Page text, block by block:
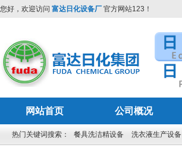
您好，欢迎访问 富达日化设备厂 官方网站123！
网站首页 公司概况
热门关键词搜索： 餐具洗洁精设备 洗衣液生产设备